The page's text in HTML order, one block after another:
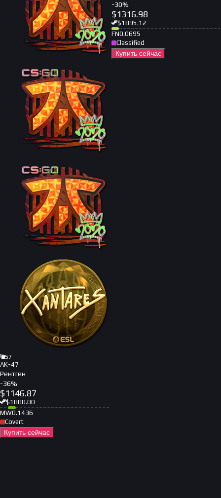
57
AK-47
Рентген
-36%
$1146.87
$1800.00
MW0.1436
Covert
Купить сейчас
-30%
$1316.98
$1895.12
FN0.0695
Classified
Купить сейчас